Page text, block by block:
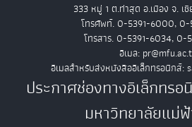
333 หมู่ 1 ต.ท่าสุด อ.เมือง จ. เ
โทรศัพท์. 0-5391-6000, 0-
โทรสาร. 0-5391-6034, 0-
อีเมล:
อีเมลสำหรับส่งหนังสืออิเล็กทรอนิกส์:
ประกาศช่องทางอิเล็กทร
มหาวิทยาลัยแม่